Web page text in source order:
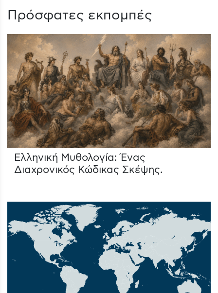
Πρόσφατες εκπομπές
Ελληνική Μυθολογία: Ένας
Διαχρονικός Κώδικας Σκέψης.